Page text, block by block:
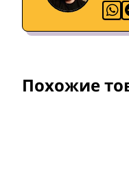
Похожие